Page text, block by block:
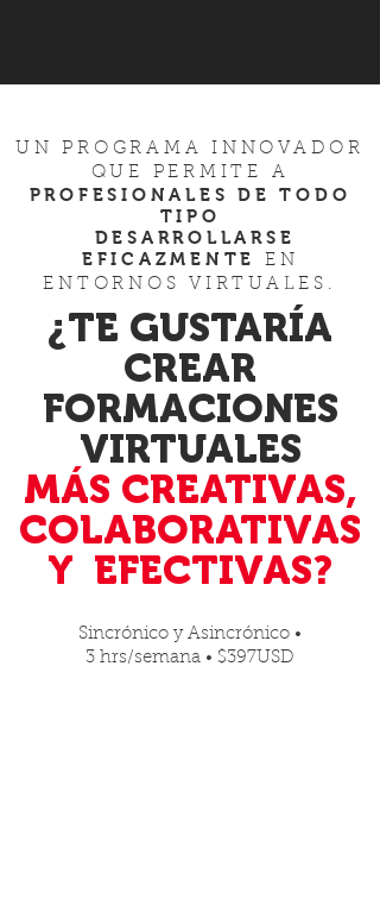
UN PROGRAMA INNOVADOR
QUE PERMITE A
PROFESIONALES DE TODO
TIPO
DESARROLLARSE
EFICAZMENTE
EN
ENTORNOS VIRTUALES.
¿TE GUSTARÍA
CREAR
FORMACIONES
VIRTUALES
MÁS CREATIVAS,
COLABORATIVAS
Y EFECTIVAS?
Sincrónico y Asincrónico •
3 hrs/semana • $397USD